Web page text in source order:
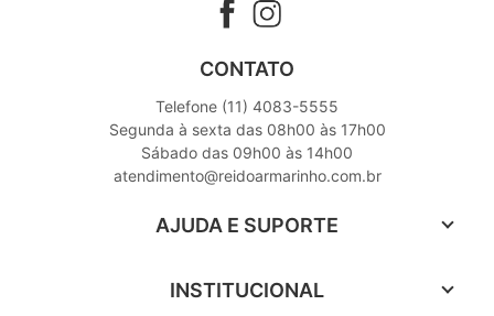
CONTATO
Telefone (11) 4083-5555
Segunda à sexta das 08h00 às 17h00
Sábado das 09h00 às 14h00
atendimento@reidoarmarinho.com.br
AJUDA E SUPORTE
INSTITUCIONAL